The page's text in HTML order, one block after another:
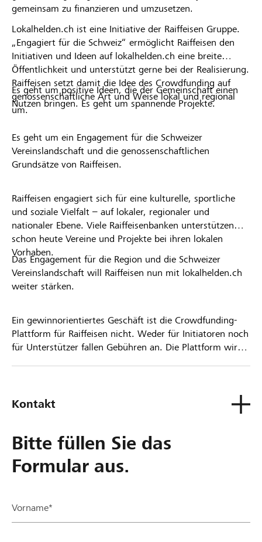
gemeinsam zu finanzieren und umzusetzen.
Lokalhelden.ch ist eine Initiative der Raiffeisen Gruppe.
„Engagiert für die Schweiz“ ermöglicht Raiffeisen den
Initiativen und Ideen auf lokalhelden.ch eine breite
Öffentlichkeit und unterstützt gerne bei der Realisierung.
Raiffeisen setzt damit die Idee des Crowdfunding auf
genossenschaftliche Art und Weise lokal und regional
um.
Es geht um positive Ideen, die der Gemeinschaft einen
Nutzen bringen. Es geht um spannende Projekte.
Es geht um ein Engagement für die Schweizer
Vereinslandschaft und die genossenschaftlichen
Grundsätze von Raiffeisen.
Raiffeisen engagiert sich für eine kulturelle, sportliche
und soziale Vielfalt – auf lokaler, regionaler und
nationaler Ebene. Viele Raiffeisenbanken unterstützen
schon heute Vereine und Projekte bei ihren lokalen
Vorhaben.
Das Engagement für die Region und die Schweizer
Vereinslandschaft will Raiffeisen nun mit lokalhelden.ch
weiter stärken.
Ein gewinnorientiertes Geschäft ist die Crowdfunding-
Plattform für Raiffeisen nicht. Weder für Initiatoren noch
für Unterstützer fallen Gebühren an. Die Plattform wird
Kontakt
Bitte füllen Sie das
Formular aus.
Vorname*